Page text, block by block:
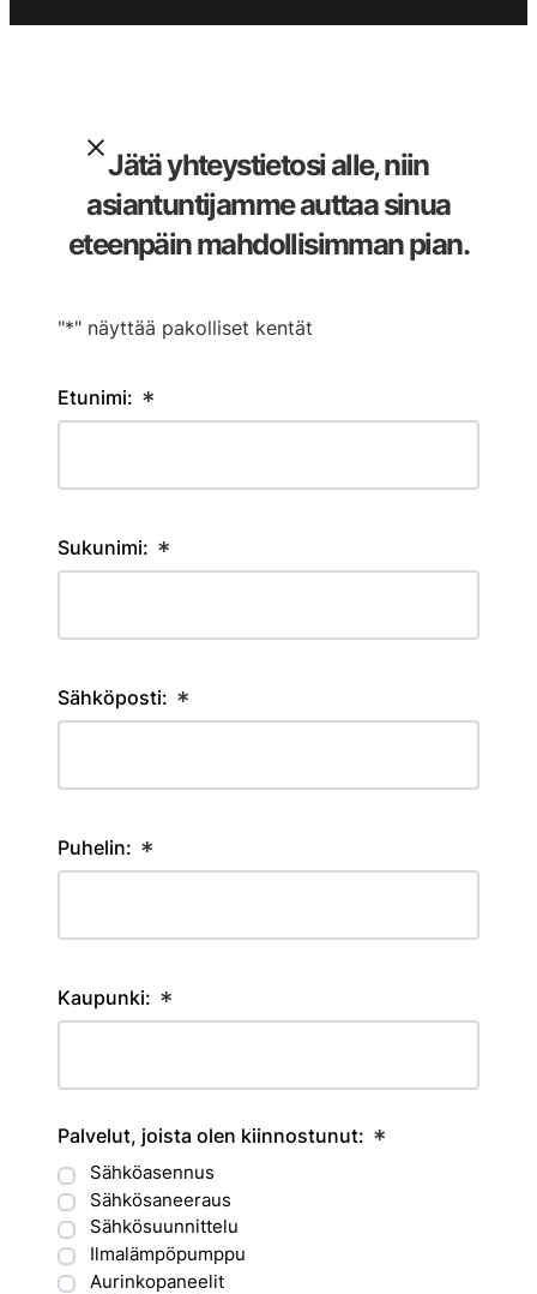
Jätä yhteystietosi alle, niin
asiantuntijamme auttaa sinua
eteenpäin mahdollisimman pian.
"*" näyttää pakolliset kentät
Etunimi:
*
Sukunimi:
*
Sähköposti:
*
Puhelin:
*
Kaupunki:
*
Palvelut, joista olen kiinnostunut:
Sähköasennus
Sähkösaneeraus
Sähkösuunnittelu
Ilmalämpöpumppu
Aurinkopaneelit